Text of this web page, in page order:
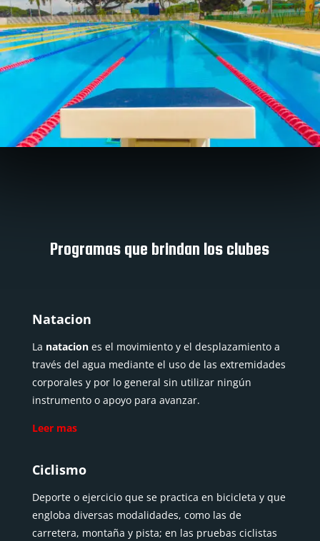
Programas que brindan los clubes
Natacion
La nataciones el movimiento y el desplazamiento a
través del agua mediante el uso de las extremidades
corporales y por lo general sin utilizar ningún
instrumento o apoyo para avanzar.
Leer mas
Ciclismo
Deporte o ejercicio que se practica en bicicleta y que
engloba diversas modalidades, como las de
carretera, montaña y pista; en las pruebas ciclistas